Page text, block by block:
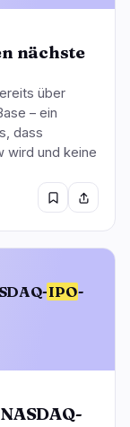
nächste
über
– ein
dass
wird und keine
IPO-